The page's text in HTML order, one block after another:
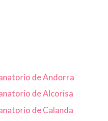
de Andorra
de Alcorisa
de Calanda